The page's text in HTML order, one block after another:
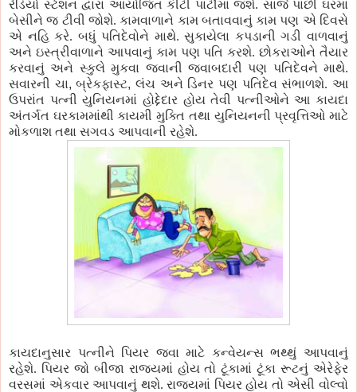
રેડિયો સ્ટેશન દ્વારા આયોજિત કીટી પાર્ટીમાં જશે. સાંજે પાછી ઘરમાં
બેસીને જ ટીવી જોશે. કામવાળાને કામ બતાવવાનું કામ પણ એ દિવસે
એ નહિ કરે. બધું પતિદેવોને માથે. સુકાયેલા કપડાની ગડી વાળવાનું
અને ઇસ્ત્રીવાળાને આપવાનું કામ પણ પતિ કરશે. છોકરાઓને તૈયાર
કરવાનું અને સ્કુલે મુકવા જવાની જવાબદારી પણ પતિદેવને માથે.
સવારની ચા,બ્રેકફાસ્ટ,લંચ અને ડિનર પણ પતિદેવ સંભાળશે. આ
ઉપરાંત પત્ની યુનિયનમાં હોદ્દેદાર હોય તેવી પત્નીઓને આ કાયદા
અંતર્ગત ઘરકામમાંથી કાયમી મુક્તિ તથા યુનિયનની પ્રવૃત્તિઓ માટે
મોકળાશ તથા સગવડ આપવાની રહેશે.
કાયદાનુસાર પત્નીને પિયર જવા માટે કન્વેયન્સ ભથ્થું આપવાનું
રહેશે. પિયર જો બીજા રાજ્યમાં હોય તો ટૂંકામાં ટૂંકા રૂટનું એરેફેર
વરસમાં એકવાર આપવાનું થશે. રાજ્યમાં પિયર હોય તો એસી વોલ્વો